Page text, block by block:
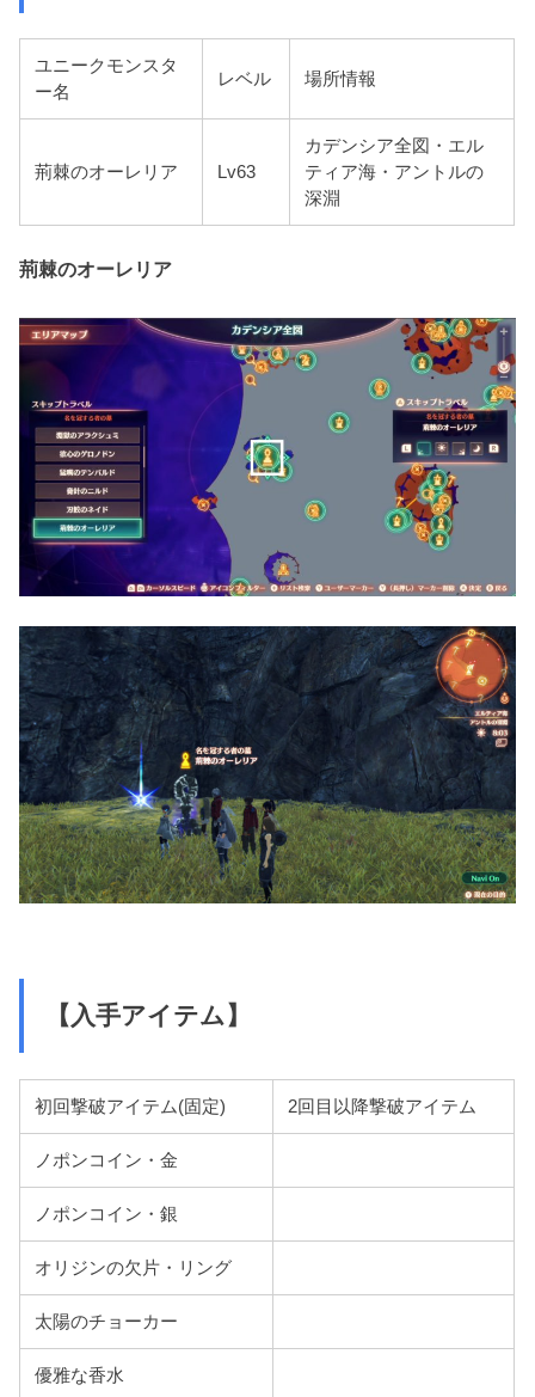
ユニークモンスタ
ー名
レベル 場所情報
荊棘のオーレリア Lv63
カデンシア全図・エル
ティア海・アントルの
深淵
荊棘のオーレリア
【入手アイテム】
初回撃破アイテム(固定) 2回目以降撃破アイテム
ノポンコイン・金
ノポンコイン・銀
オリジンの欠片・リング
太陽のチョーカー
優雅な香水